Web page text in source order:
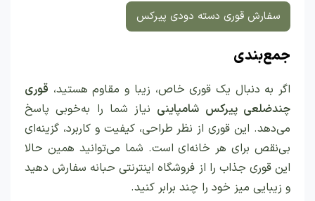
سفارش قوری دسته دودی پیرکس
جمع‌بندی
اگر به دنبال یک قوری خاص، زیبا و مقاوم هستید، قوری
چندضلعی پیرکس شامپاینی نیاز شما را به‌خوبی پاسخ
می‌دهد. این قوری از نظر طراحی، کیفیت و کاربرد، گزینه‌ای
بی‌نقص برای هر خانه‌ای است. شما می‌توانید همین حالا
این قوری جذاب را از فروشگاه اینترنتی حبانه سفارش دهید
و زیبایی میز خود را چند برابر کنید.